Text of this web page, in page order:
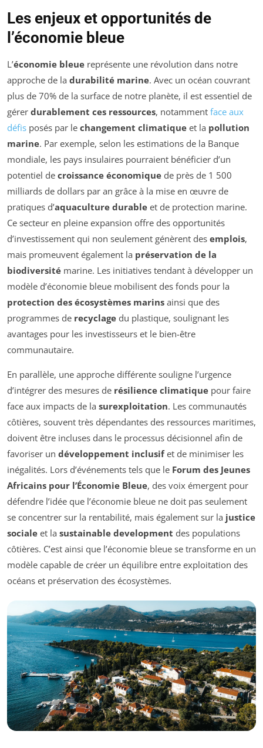
Les enjeux et opportunités de
l’économie bleue
L’économie bleue représente une révolution dans notre
approche de la durabilité marine. Avec un océan couvrant
plus de 70% de la surface de notre planète, il est essentiel de
gérer durablement ces ressources, notamment face aux
défis posés par le changement climatique et la pollution
marine. Par exemple, selon les estimations de la Banque
mondiale, les pays insulaires pourraient bénéficier d’un
potentiel de croissance économique de près de 1 500
milliards de dollars par an grâce à la mise en œuvre de
pratiques d’aquaculture durable et de protection marine.
Ce secteur en pleine expansion offre des opportunités
d’investissement qui non seulement génèrent des emplois,
mais promeuvent également la préservation de la
biodiversité marine. Les initiatives tendant à développer un
modèle d’économie bleue mobilisent des fonds pour la
protection des écosystèmes marins ainsi que des
programmes de recyclage du plastique, soulignant les
avantages pour les investisseurs et le bien-être
communautaire.
En parallèle, une approche différente souligne l’urgence
d’intégrer des mesures de résilience climatique pour faire
face aux impacts de la surexploitation. Les communautés
côtières, souvent très dépendantes des ressources maritimes,
doivent être incluses dans le processus décisionnel afin de
favoriser un développement inclusifet de minimiser les
inégalités. Lors d’événements tels que le Forum des Jeunes
Africains pour l’Économie Bleue, des voix émergent pour
défendre l’idée que l’économie bleue ne doit pas seulement
se concentrer sur la rentabilité, mais également sur la justice
sociale et la sustainable development des populations
côtières. C’est ainsi que l’économie bleue se transforme en un
modèle capable de créer un équilibre entre exploitation des
océans et préservation des écosystèmes.